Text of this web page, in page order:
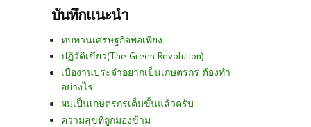
บันทึกแนะนำ
ทบทวนเศรษฐกิจพอเพียง
ปฏิวัติเขียว(The Green Revolution)
เบื่องานประจำอยากเป็นเกษตรกร ต้องทำ
อย่างไร
ผมเป็นเกษตรกรเต็มขั้นแล้วครับ
ความสุขที่ถูกมองข้าม